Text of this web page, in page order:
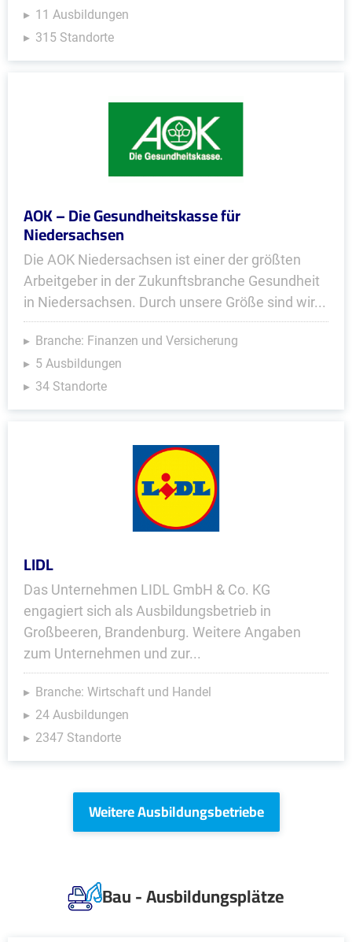
11 Ausbildungen
315 Standorte
AOK – Die Gesundheitskasse für
Niedersachsen
Die AOK Niedersachsen ist einer der größten
Arbeitgeber in der Zukunftsbranche Gesundheit
in Niedersachsen. Durch unsere Größe sind wir...
Branche: Finanzen und Versicherung
5 Ausbildungen
34 Standorte
LIDL
Das Unternehmen LIDL GmbH & Co. KG
engagiert sich als Ausbildungsbetrieb in
Großbeeren, Brandenburg. Weitere Angaben
zum Unternehmen und zur...
Branche: Wirtschaft und Handel
24 Ausbildungen
2347 Standorte
Weitere Ausbildungsbetriebe
Bau - Ausbildungsplätze